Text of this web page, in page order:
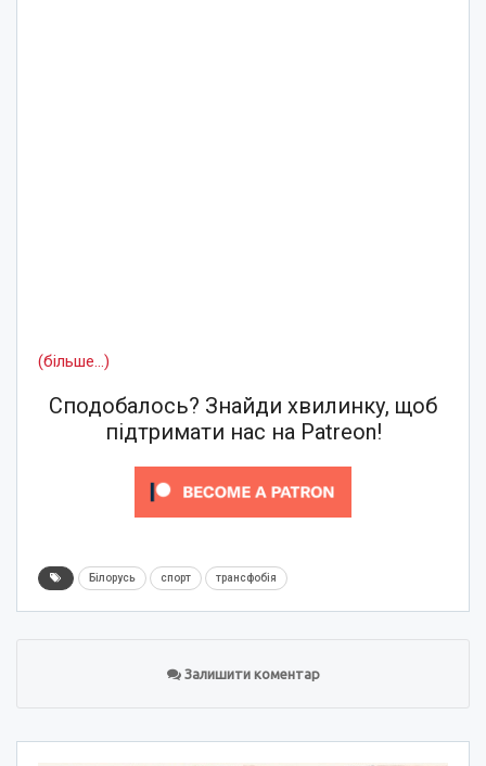
(більше…)
Сподобалось? Знайди хвилинку, щоб
підтримати нас на Patreon!
Білорусь спорт трансфобія
Залишити коментар